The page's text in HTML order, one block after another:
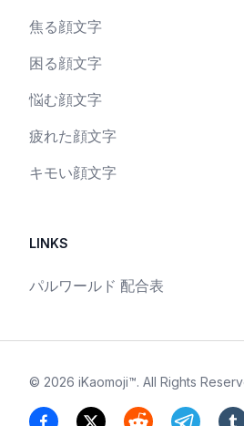
焦る顔文字
困る顔文字
悩む顔文字
疲れた顔文字
キモい顔文字
LINKS
パルワールド 配合表
© 2026 iKaomoji™. All Rights